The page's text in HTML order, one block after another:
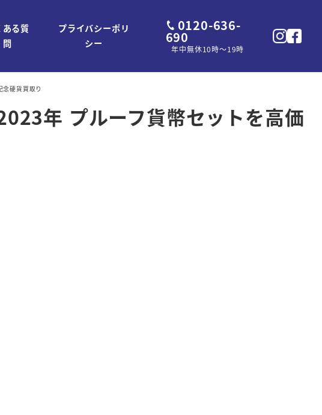
ある質
問
プライバシーポリ
シー
0120-636-
690
年中無休10時～19時
硬貨買取り
年 プルーフ貨幣セットを高価